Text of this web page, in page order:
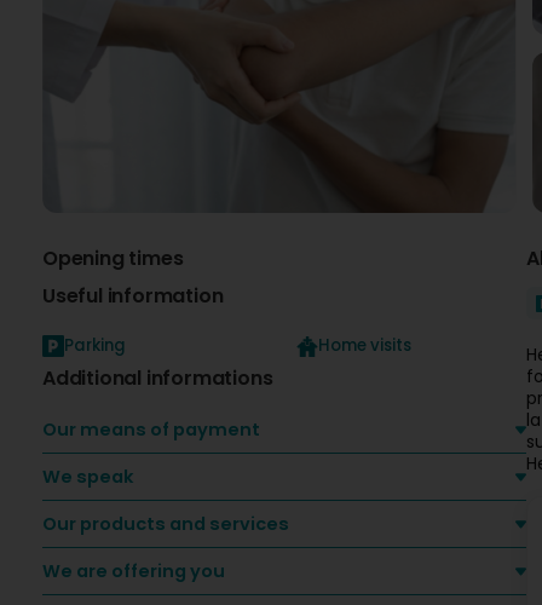
Opening times
Useful information
Parking Home visits
Additional informations
Our means of payment
We speak
Our products and services
We are offering you